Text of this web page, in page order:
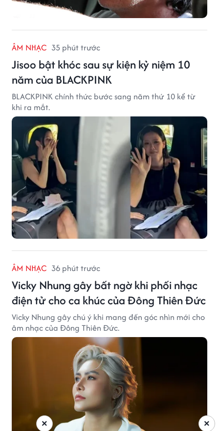
ÂM NHẠC 35 phút trước
Jisoo bật khóc sau sự kiện kỷ niệm 10
năm của BLACKPINK
BLACKPINK chính thức bước sang năm thứ 10 kể từ
khi ra mắt.
ÂM NHẠC 36 phút trước
Vicky Nhung gây bất ngờ khi phối nhạc
điện tử cho ca khúc của Đông Thiên Đức
Vicky Nhung gây chú ý khi mang đến góc nhìn mới cho
âm nhạc của Đông Thiên Đức.
×
×